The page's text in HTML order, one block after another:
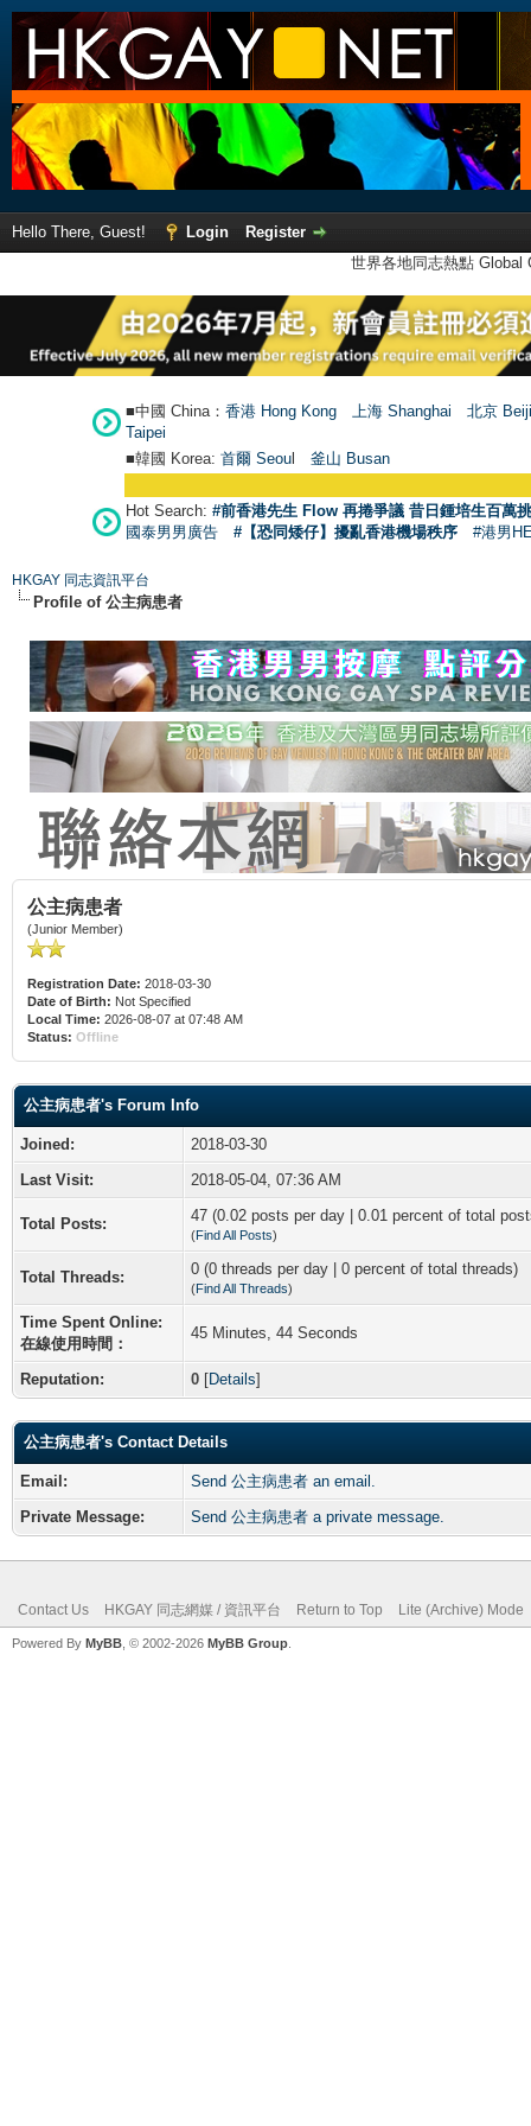
Hello There, Guest! Login
Register
世界各地同志熱點
■中國 China： 香港 Hong Kong 上海 Shanghai
北京
Taipei
■韓國 Korea: 首爾 Seoul 釜山 Busan
Hot Search: #前香港先生 Flow 再捲爭議 昔日鍾培生百萬
國泰男男廣告
#【恐同矮仔】擾亂香港機場秩序 #港男
HKGAY 同志資訊平台
Profile of 公主病患者
公主病患者
(Junior Member)
Registration Date: 2018-03-30
Date of Birth: Not Specified
Local Time: 2026-08-07 at 07:48 AM
Status: Offline
公主病患者's Forum Info
Joined:
2018-03-30
Last Visit:
2018-05-04, 07:36 AM
Total Posts: 47 (0.02 posts per day | 0.01 percent of total
(Find All Posts)
Total Threads: 0 (0 threads per day | 0 percent of total threads)
(Find All Threads)
Time Spent Online:
在線使用時間：
45 Minutes, 44 Seconds
Reputation: 0 [Details]
公主病患者's Contact Details
Email:
Send 公主病患者 an email.
Private Message:
Send 公主病患者 a private message.
Contact Us HKGAY 同志網媒 / 資訊平台 Return to Top Lite (Archive) Mode
Powered By MyBB , © 2002-2026 MyBB Group